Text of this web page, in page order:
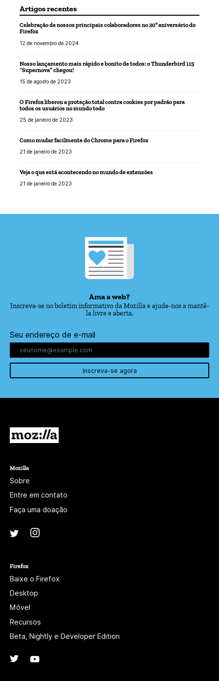
Artigos recentes
Celebração de nossos principais colaboradores no 20º aniversário do
Firefox
12 de novembro de 2024
Nosso lançamento mais rápido e bonito de todos: o Thunderbird 115
“Supernova” chegou!
15 de agosto de 2023
O Firefox liberou a proteção total contra cookies por padrão para
todos os usuários no mundo todo
25 de janeiro de 2023
Como mudar facilmente do Chrome para o Firefox
21 de janeiro de 2023
Veja o que está acontecendo no mundo de extensões
21 de janeiro de 2023
Ama a web?
Inscreva-se no boletim informativo da Mozilla e ajude-nos a mantê-
la livre e aberta.
Seu endereço de e-mail
Inscreva-se agora
Mozilla
Sobre
Entre em contato
Faça uma doação
Twitter
Firefox
Baixe o Firefox
Desktop
Móvel
Recursos
Beta, Nightly e Developer Edition
Twitter